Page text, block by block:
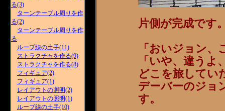
る(3)
ターンテーブル周りを作
る(2)
ターンテーブル周りを作
る
ループ線の土手(11)
ストラクチャを作る(9)
ストラクチャを作る(8)
フィギュア(2)
フィギュア(1)
レイアウトの照明(2)
レイアウトの照明(1)
ループ線の土手(10)
片側が完成です
「おいジョン
「いや、違う
どこを旅してい
デーバーのジョ
す。